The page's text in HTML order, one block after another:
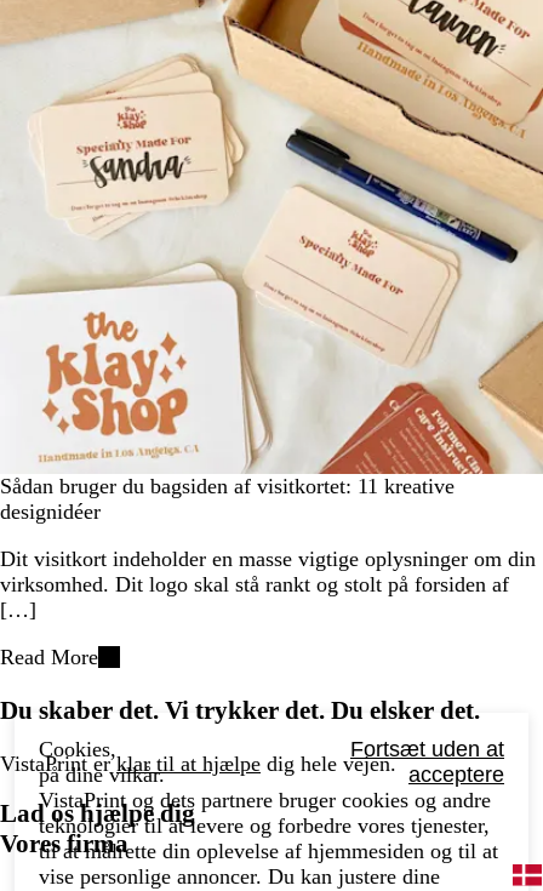
Sådan bruger du bagsiden af visitkortet: 11 kreative
designidéer
Dit visitkort indeholder en masse vigtige oplysninger om din
virksomhed. Dit logo skal stå rankt og stolt på forsiden af
[…]
Read More
Du skaber det. Vi trykker det. Du elsker det.
VistaPrint erklar til at hjælpe dig hele vejen.
Lad os hjælpe dig
Vores firma
Cookies,
på dine vilkår.
Fortsæt uden at
acceptere
VistaPrint og dets partnere bruger cookies og andre
teknologier til at levere og forbedre vores tjenester,
til at målrette din oplevelse af hjemmesiden og til at
vise personlige annoncer. Du kan justere dine